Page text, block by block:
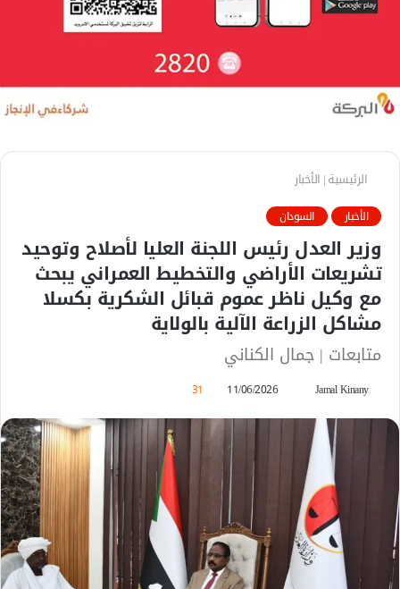
الرئيسية| الأخبار
الأخبار السودان
وزير العدل رئيس اللجنة العليا لأصلاح وتوحيد
تشريعات الأراضي والتخطيط العمراني يبحث
مع وكيل ناظر عموم قبائل الشكرية بكسلا
مشاكل الزراعة الآلية بالولاية
متابعات | جمال الكناني
Jamal Kinany
ر
ي
د
ا
11/06/2026
31